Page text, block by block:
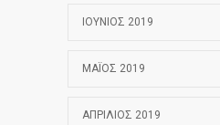
ΙΟΎΝΙΟΣ 2019
ΜΆΙΟΣ 2019
ΑΠΡΊΛΙΟΣ 2019